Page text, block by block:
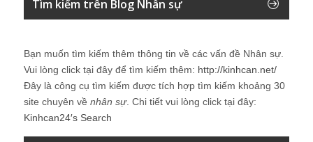
Tìm kiếm trên Blog Nhân sự
Bạn muốn tìm kiếm thêm thông tin về các vấn đề Nhân sự
Vui lòng click tại đây để tìm kiếm thêm: http://kinhcan.net/
Đây là công cụ tìm kiếm được tích hợp tìm kiếm khoảng 30
site chuyên về nhân sự. Chi tiết vui lòng click tại đây:
Kinhcan24′s Search